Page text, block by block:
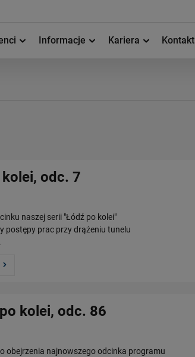
Informacje Kariera Kontakt
odc. 7
naszej serii "Łódź po kolei"
postępy prac przy drążeniu tunelu
kolei, odc. 86
obejrzenia najnowszego odcinka programu